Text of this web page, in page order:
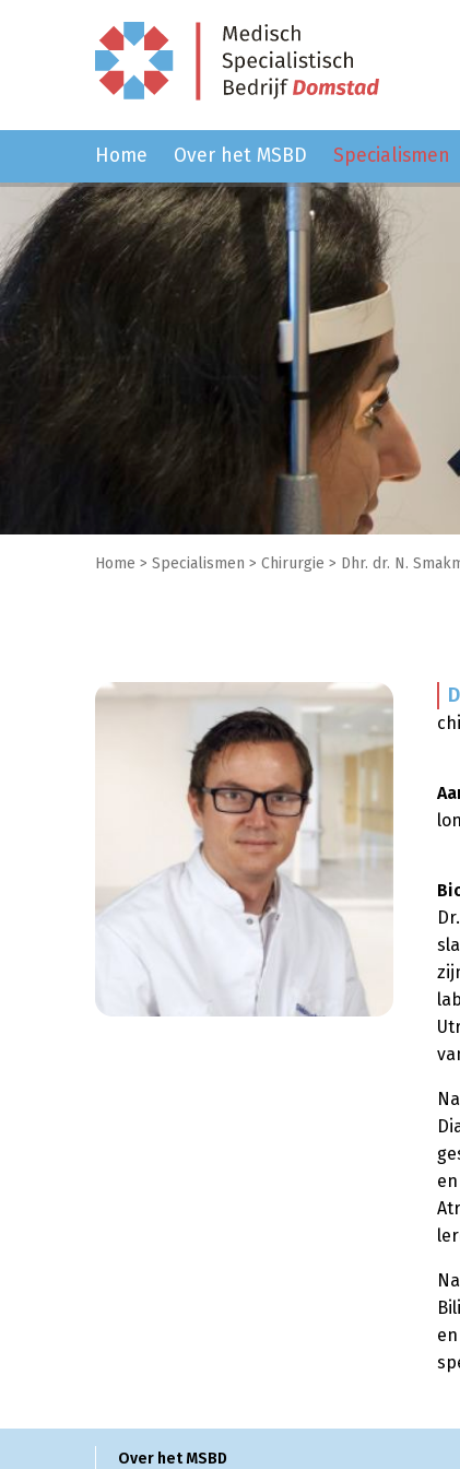
Home Over het MSBD Specialismen
Home > Specialismen > Chirurgie > Dhr. dr. N.
Over het MSBD